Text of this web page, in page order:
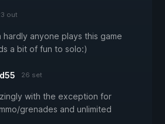
out
hardly anyone plays this game
a bit of fun to solo:)
26 set
with the exception for
grenades and unlimited